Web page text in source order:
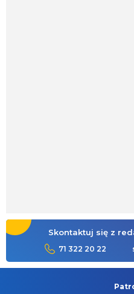
Skontaktuj się z
71 322 20 22